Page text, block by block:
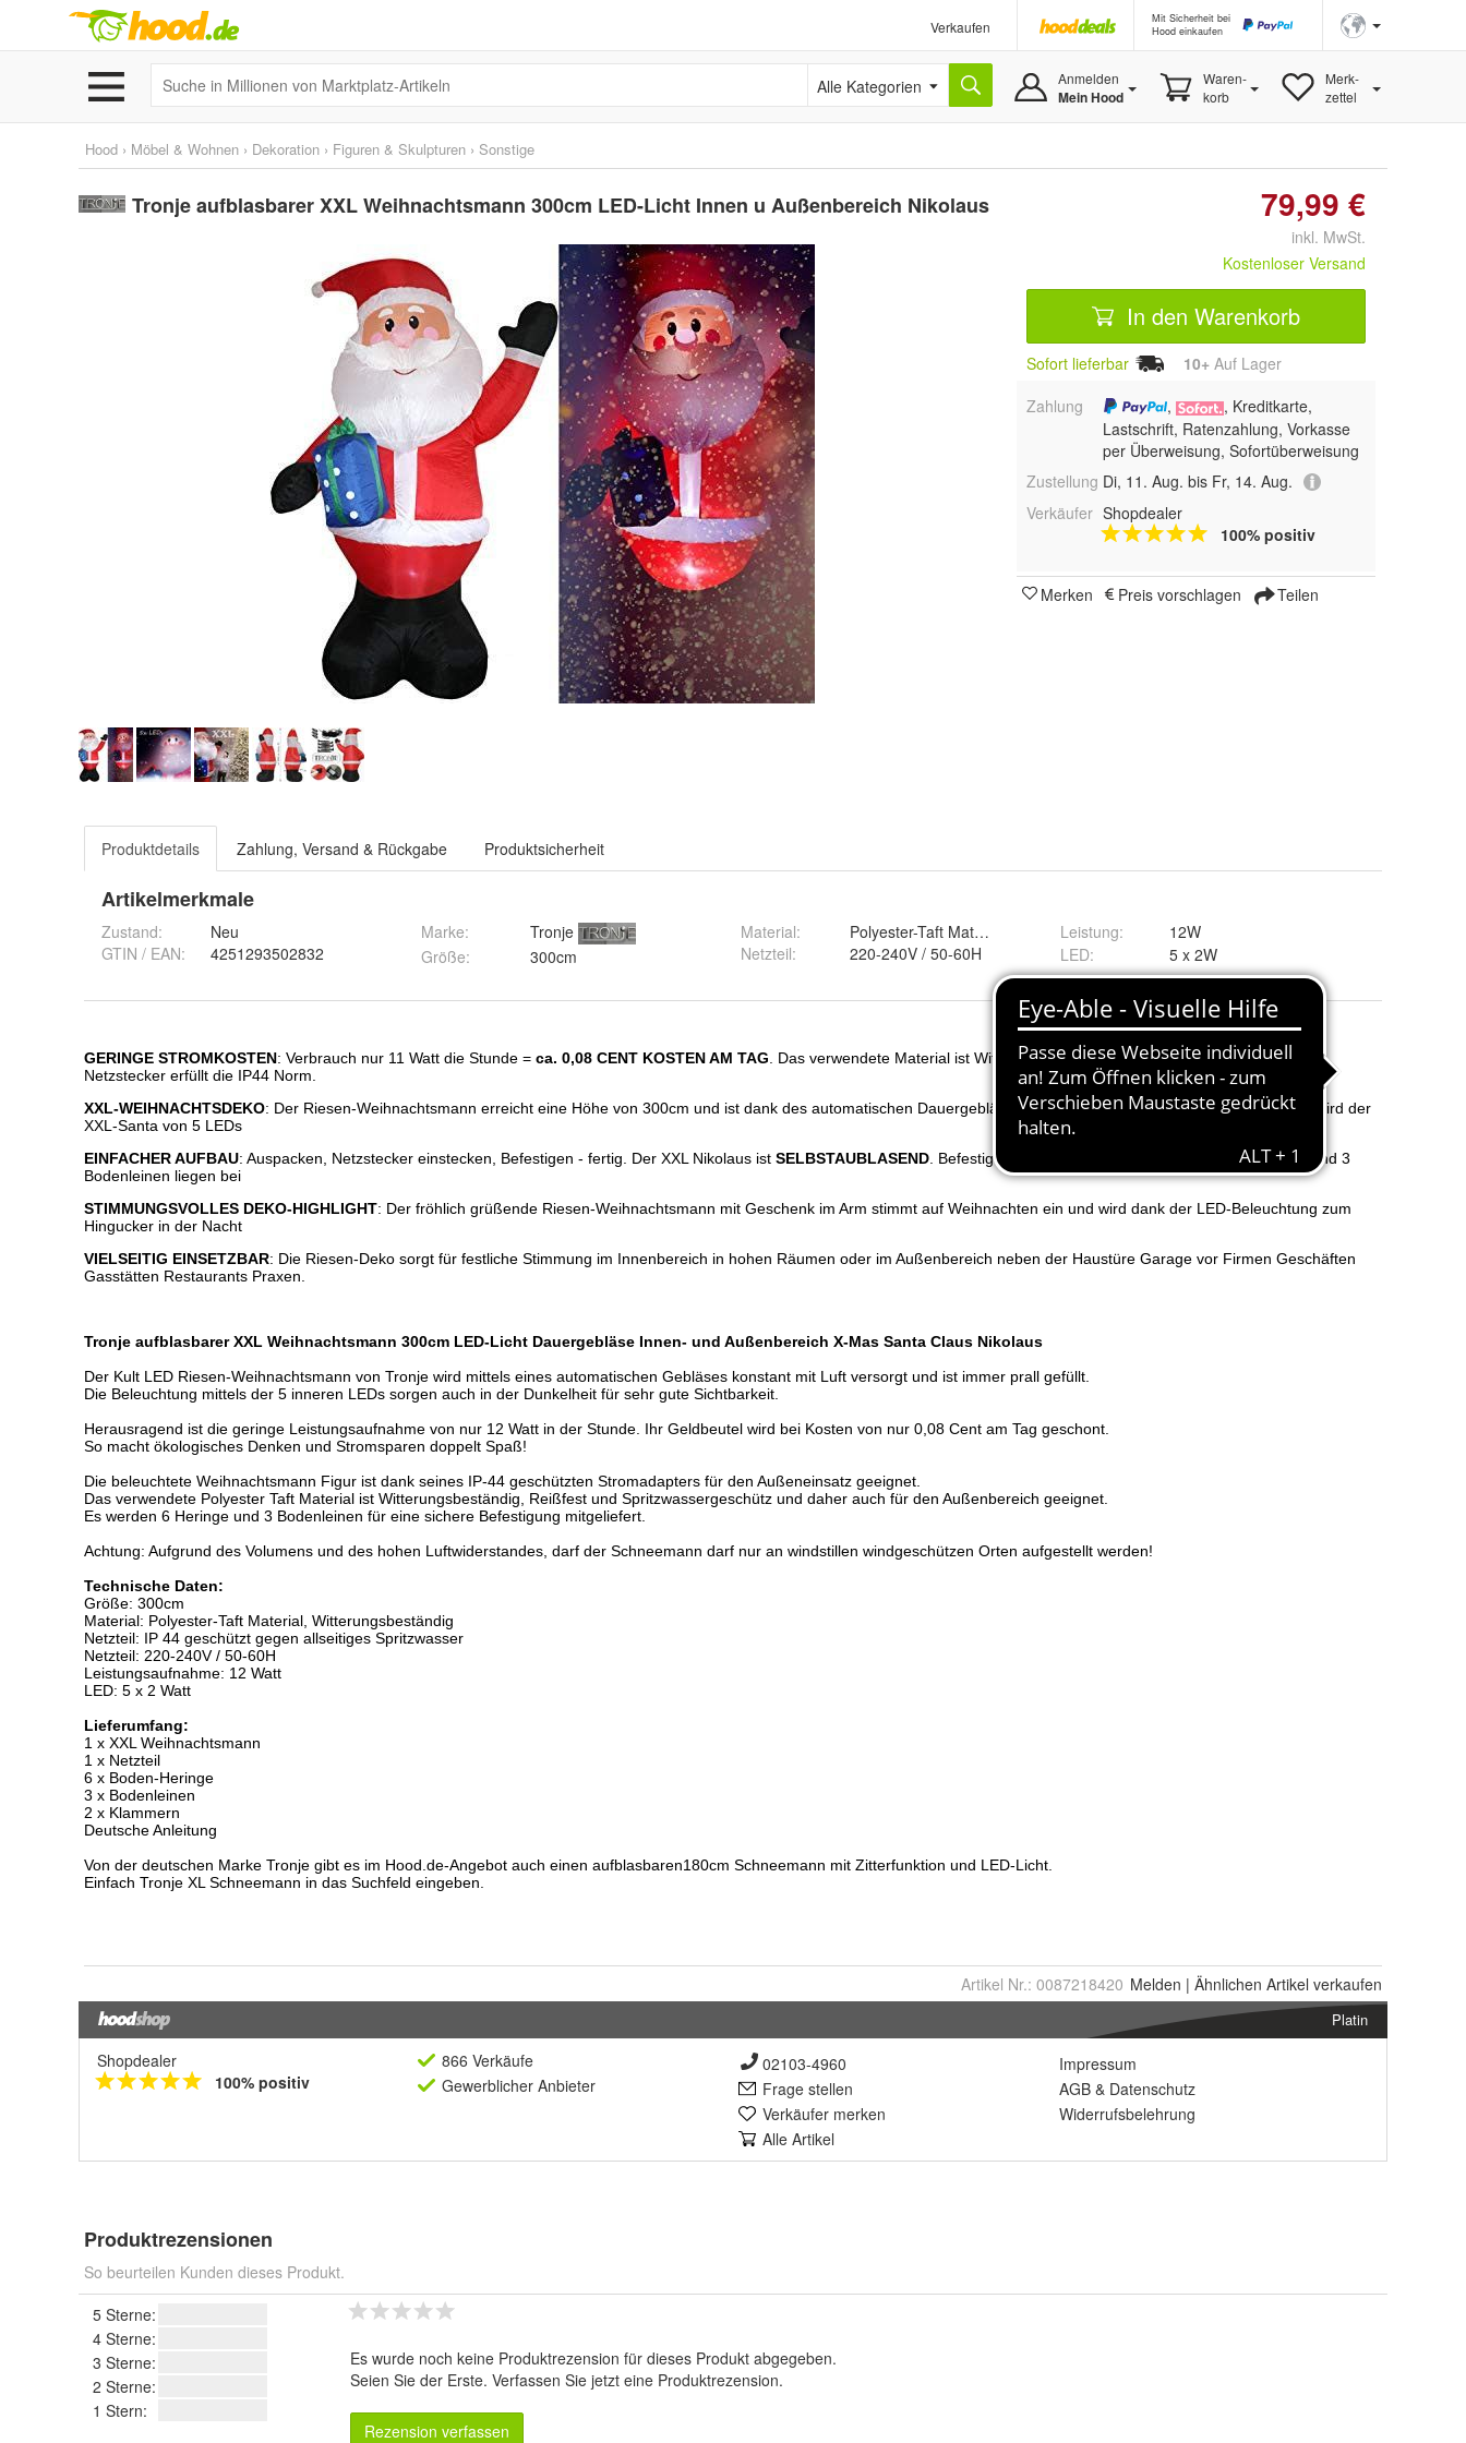
Verkaufen
Mit Sicherheit bei
Hood einkaufen
Alle Kategorien Anmelden
Mein Hood
Waren-
korb
Merk-
zettel
Hood › Möbel & Wohnen › Dekoration › Figuren & Skulpturen › Sonstige
Tronje aufblasbarer XXL Weihnachtsmann 300cm LED-Licht Innen u Außenbereich Nikolaus 79,99 €
inkl. MwSt.
Kostenloser Versand
In den Warenkorb
Sofort lieferbar 10+ Auf Lager
Zahlung
,
, Kreditkarte,
Lastschrift, Ratenzahlung, Vorkasse
per Überweisung, Sofortüberweisung
Zustellung Di, 11. Aug. bis Fr, 14. Aug.
Verkäufer Shopdealer
100% positiv
Merken Preis vorschlagen Teilen
Produktdetails Zahlung, Versand & Rückgabe Produktsicherheit
Artikelmerkmale
Zustand:
Neu
GTIN / EAN:
4251293502832
Marke:
Tronje
Größe: 300cm
Material:
Polyester-Taft Material, Witterungsbeständig
Netzteil: 220-240V / 50-60H
Leistung:
12W
LED: 5 x 2W
Artikel Nr.: 0087218420 Melden | Ähnlichen Artikel verkaufen
Platin
Shopdealer
100% positiv
866 Verkäufe
Gewerblicher Anbieter
02103-4960
Frage stellen
Verkäufer merken
Alle Artikel
Impressum
AGB & Datenschutz
Widerrufsbelehrung
Produktrezensionen
So beurteilen Kunden dieses Produkt.
5 Sterne:
4 Sterne:
3 Sterne:
2 Sterne:
1 Stern:
Es wurde noch keine Produktrezension für dieses Produkt abgegeben.
Seien Sie der Erste. Verfassen Sie jetzt eine Produktrezension.
Rezension verfassen